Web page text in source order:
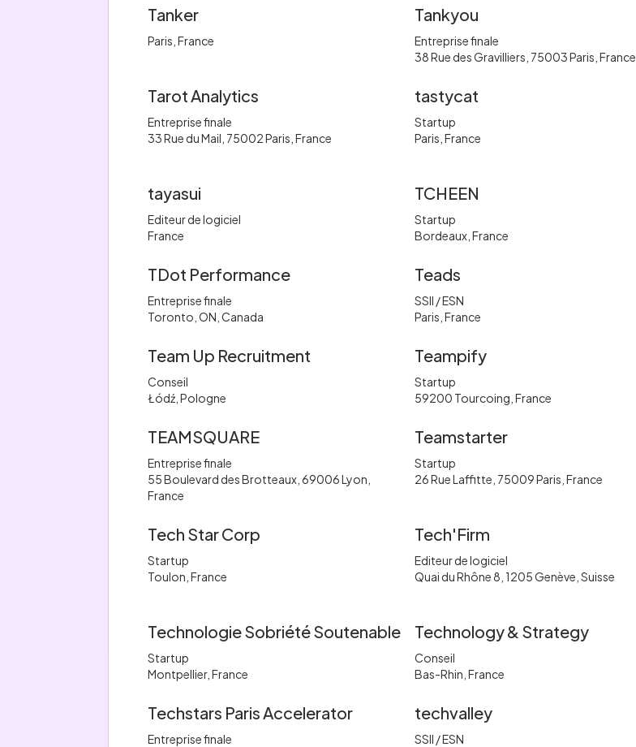
Tanker
Paris, France
Tankyou
Entreprise finale
38 Rue des Gravilliers, 75003 Paris, France
Tarot Analytics
Entreprise finale
33 Rue du Mail, 75002 Paris, France
tastycat
Startup
Paris, France
tayasui
Editeur de logiciel
France
TCHEEN
Startup
Bordeaux, France
TDot Performance
Entreprise finale
Toronto, ON, Canada
Teads
SSII / ESN
Paris, France
Team Up Recruitment
Conseil
Łódź, Pologne
Teampify
Startup
59200 Tourcoing, France
TEAMSQUARE
Entreprise finale
55 Boulevard des Brotteaux, 69006 Lyon,
France
Teamstarter
Startup
26 Rue Laffitte, 75009 Paris, France
Tech Star Corp
Startup
Toulon, France
Tech'Firm
Editeur de logiciel
Quai du Rhône 8, 1205 Genève, Suisse
Technologie Sobriété Soutenable
Startup
Montpellier, France
Technology & Strategy
Conseil
Bas-Rhin, France
Techstars Paris Accelerator
Entreprise finale
techvalley
SSII / ESN